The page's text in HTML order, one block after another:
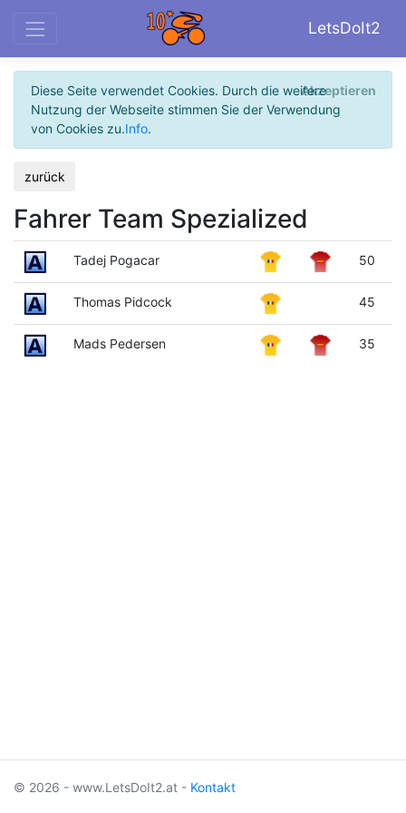
LetsDoIt2
Diese Seite verwendet Cookies. Durch die weitere
Nutzung der Webseite stimmen Sie der Verwendung
von Cookies zu.Info.
Akzeptieren
zurück
Fahrer Team Spezialized
Tadej Pogacar 50
Thomas Pidcock 45
Mads Pedersen 35
© 2026 - www.LetsDoIt2.at - Kontakt